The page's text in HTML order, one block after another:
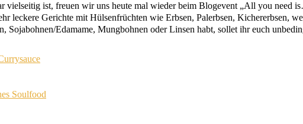
viel­sei­tig ist, freu­en wir uns heu­te mal wie­der beim Bloge­vent „All you need
lecke­re Gerich­te mit Hül­sen­früch­ten wie Erb­sen, Pal­erb­sen, Kicher­erb­sen,
Sojabohnen/Edamame, Mung­boh­nen oder Lin­sen habt, sol­let ihr euch
Soulfood